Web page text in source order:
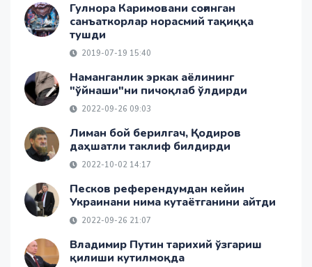
Гулнора Каримовани соғинган
санъаткорлар норасмий тақиққа
тушди
2019-07-19 15:40
Наманганлик эркак аёлининг
"ўйнаши"ни пичоқлаб ўлдирди
2022-09-26 09:03
Лиман бой берилгач, Қодиров
даҳшатли таклиф билдирди
2022-10-02 14:17
Песков референдумдан кейин
Украинани нима кутаётганини айтди
2022-09-26 21:07
Владимир Путин тарихий ўзгариш
қилиши кутилмоқда